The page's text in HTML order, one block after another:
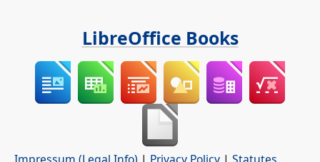
LibreOffice Books
Impressum (Legal Info) | Privacy Policy | Statutes